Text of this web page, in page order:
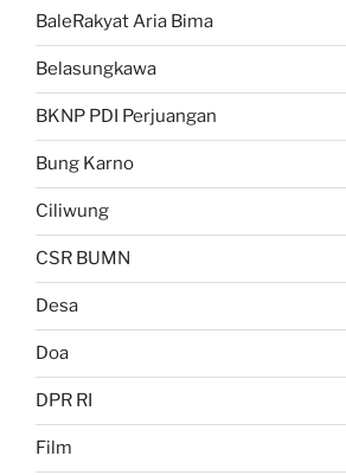
BaleRakyat Aria Bima
Belasungkawa
BKNP PDI Perjuangan
Bung Karno
Ciliwung
CSR BUMN
Desa
Doa
DPR RI
Film